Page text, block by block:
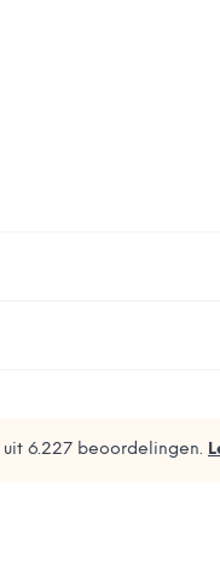
uit 6.227 beoordelingen.